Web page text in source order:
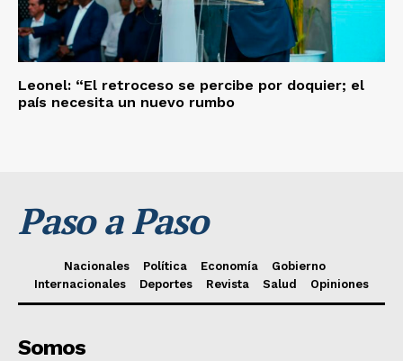
Leonel: “El retroceso se percibe por doquier; el
país necesita un nuevo rumbo
Paso a Paso
Nacionales Política Economía
Gobierno
Internacionales
Deportes Revista Salud Opiniones
Somos